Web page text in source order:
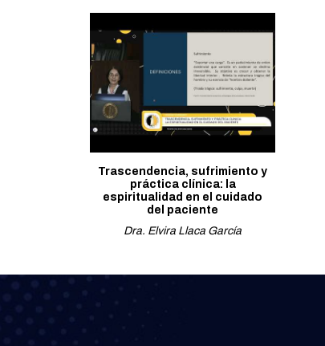
Trascendencia, sufrimiento y
práctica clínica: la
espiritualidad en el cuidado
del paciente
Dra. Elvira Llaca García